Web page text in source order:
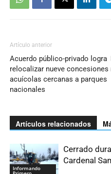
Artículo anterior
Acuerdo público-privado logra
relocalizar nueve concesiones
acuícolas cercanas a parques
nacionales
Artículos relacionados
Informando
Cerrado
Cardenal